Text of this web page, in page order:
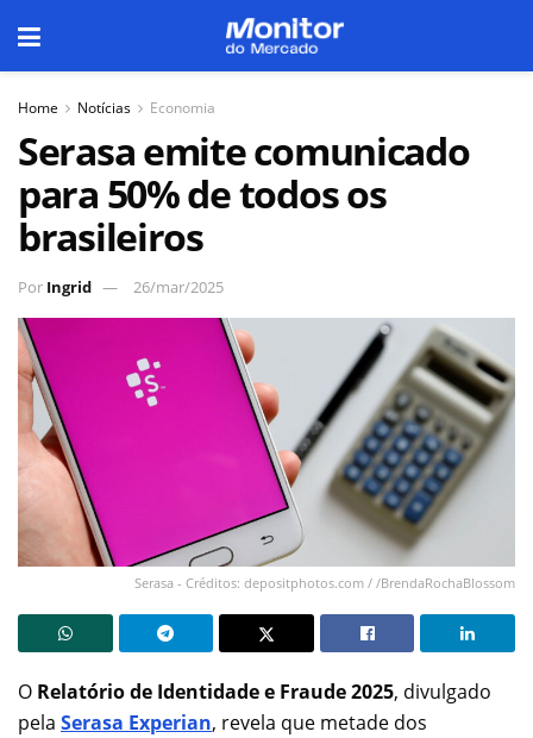
Home Notícias Economia
Serasa emite comunicado
para 50% de todos os
brasileiros
Por Ingrid 26/mar/2025
Serasa - Créditos: depositphotos.com / /BrendaRochaBlossom
O Relatório de Identidade e Fraude 2025, divulgado
pela Serasa Experian, revela que metade dos